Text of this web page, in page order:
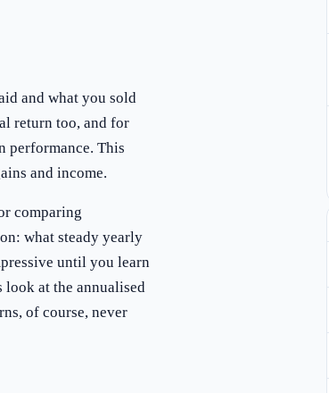
and what you sold
return too, and for
performance. This
and income.
comparing
what steady yearly
until you learn
at the annualised
of course, never